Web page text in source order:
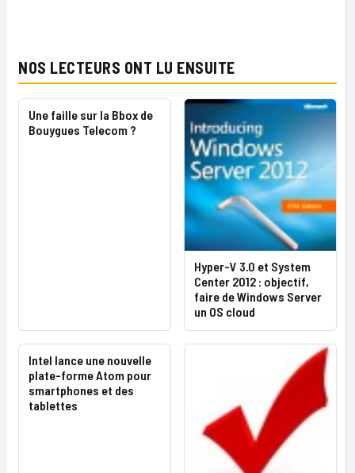
NOS LECTEURS ONT LU ENSUITE
Une faille sur la Bbox de
Bouygues Telecom ?
Hyper-V 3.0 et System
Center 2012 : objectif,
faire de Windows Server
un OS cloud
Intel lance une nouvelle
plate-forme Atom pour
smartphones et des
tablettes